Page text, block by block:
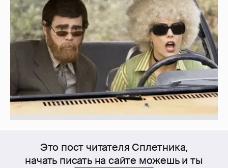
Это пост читателя Сплетника,
начать писать на сайте можешь и ты